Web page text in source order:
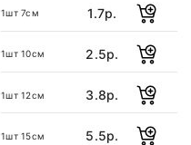
1шт 7см 1.7р.
1шт 10см 2.5р.
1шт 12см 3.8р.
1шт 15см 5.5р.